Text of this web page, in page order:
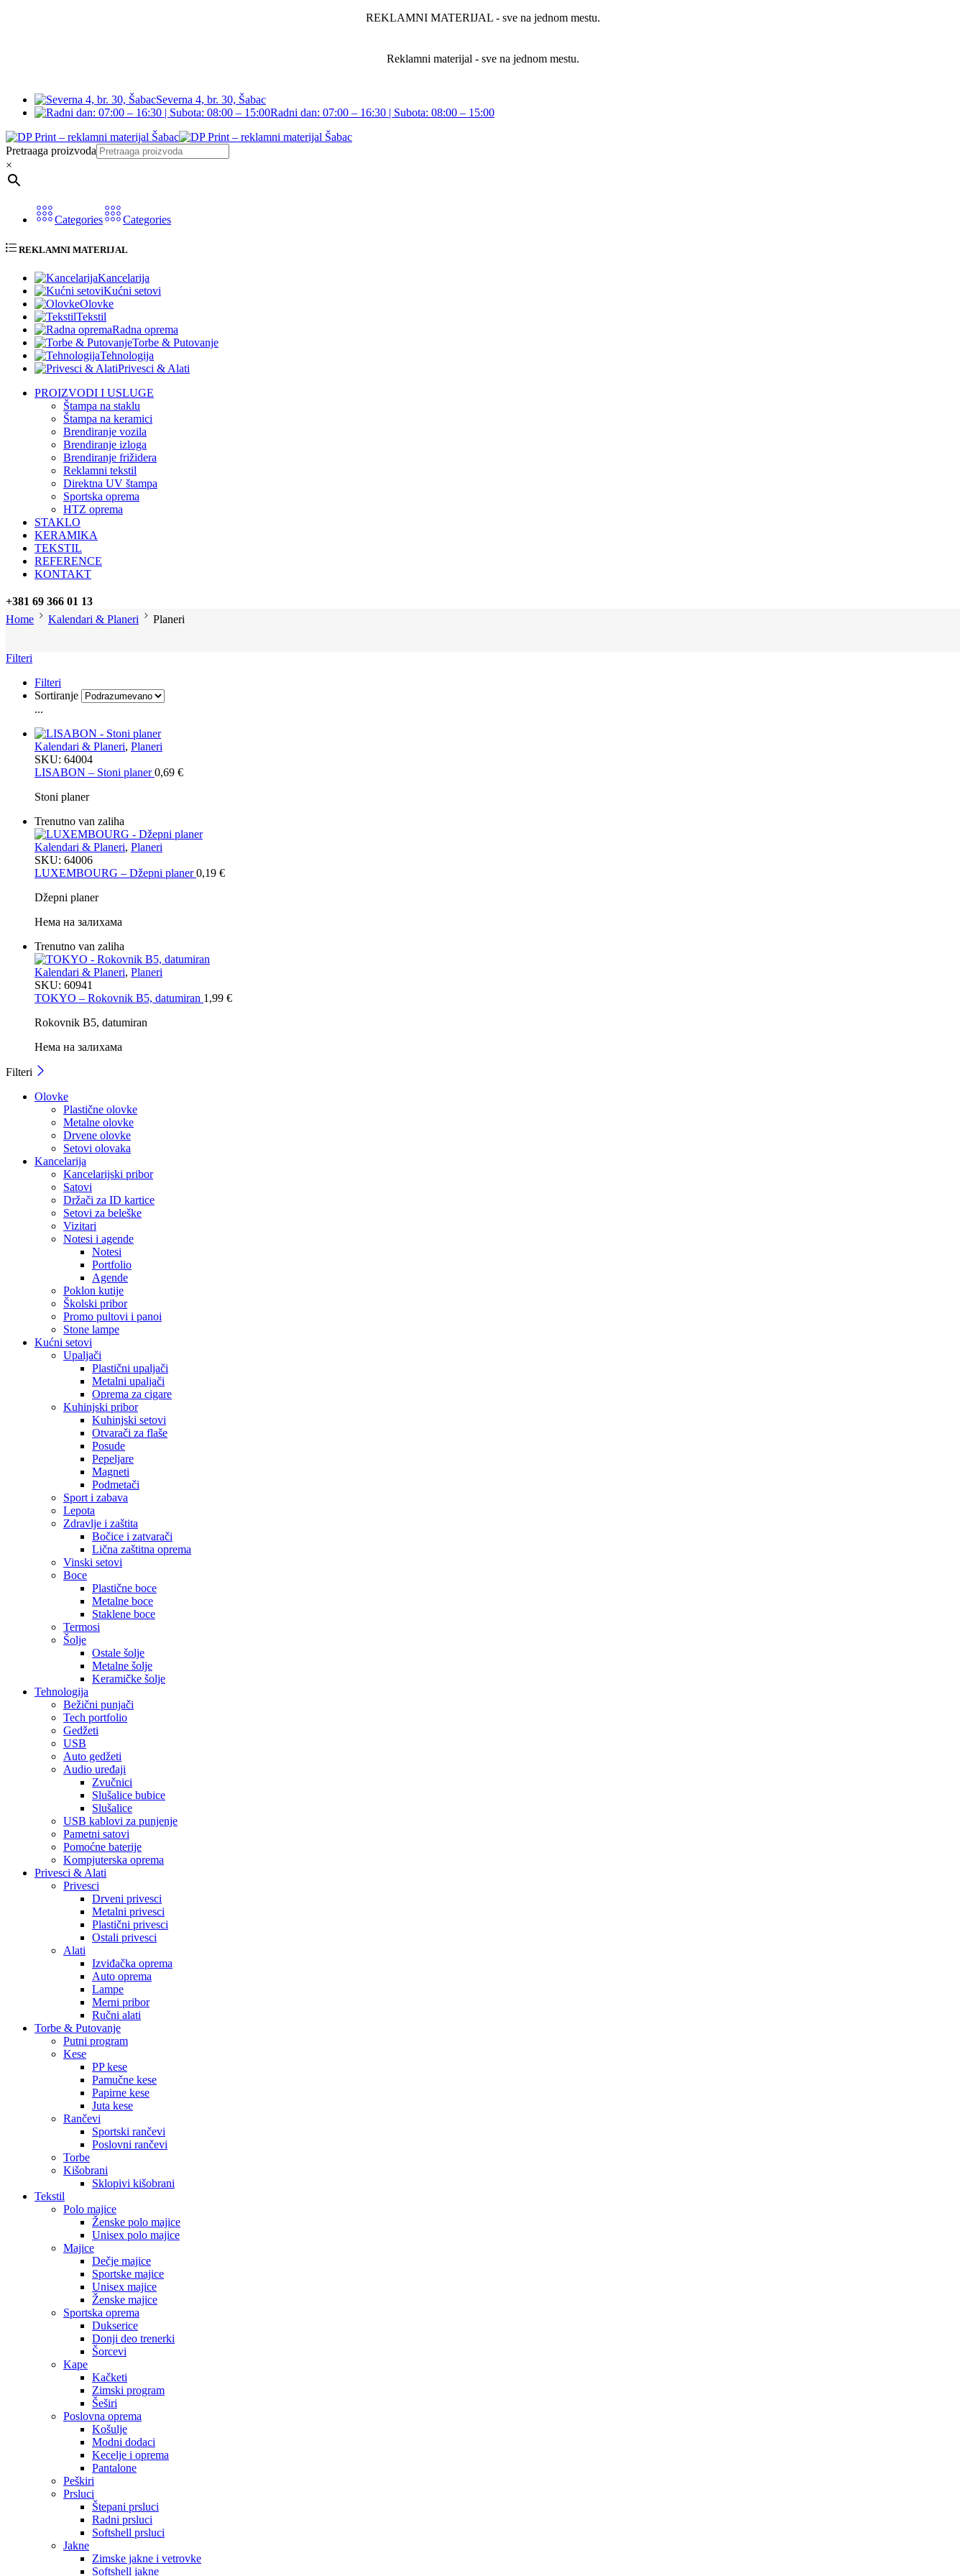
REKLAMNI MATERIJAL - sve na jednom mestu.
Reklamni materijal - sve na jednom mestu.
Severna 4, br. 30, Šabac
Radni dan: 07:00 – 16:30 | Subota: 08:00 – 15:00
Pretraaga proizvoda
×
Categories Categories
REKLAMNI MATERIJAL
Kancelarija
Kućni setovi
Olovke
Tekstil
Radna oprema
Torbe & Putovanje
Tehnologija
Privesci & Alati
PROIZVODI I USLUGE
Štampa na staklu
Štampa na keramici
Brendiranje vozila
Brendiranje izloga
Brendiranje frižidera
Reklamni tekstil
Direktna UV štampa
Sportska oprema
HTZ oprema
STAKLO
KERAMIKA
TEKSTIL
REFERENCE
KONTAKT
+381 69 366 01 13
Home
Kalendari & Planeri Planeri
Filteri
Filteri
Sortiranje
...
Kalendari & Planeri, Planeri
SKU: 64004
LISABON – Stoni planer0,69 €
Stoni planer
Trenutno van zaliha
Kalendari & Planeri, Planeri
SKU: 64006
LUXEMBOURG – Džepni planer0,19 €
Džepni planer
Нема на залихама
Trenutno van zaliha
Kalendari & Planeri, Planeri
SKU: 60941
TOKYO – Rokovnik B5, datumiran 1,99 €
Rokovnik B5, datumiran
Нема на залихама
Filteri
Olovke
Plastične olovke
Metalne olovke
Drvene olovke
Setovi olovaka
Kancelarija
Kancelarijski pribor
Satovi
Držači za ID kartice
Setovi za beleške
Vizitari
Notesi i agende
Notesi
Portfolio
Agende
Poklon kutije
Školski pribor
Promo pultovi i panoi
Stone lampe
Kućni setovi
Upaljači
Plastični upaljači
Metalni upaljači
Oprema za cigare
Kuhinjski pribor
Kuhinjski setovi
Otvarači za flaše
Posude
Pepeljare
Magneti
Podmetači
Sport i zabava
Lepota
Zdravlje i zaštita
Bočice i zatvarači
Lična zaštitna oprema
Vinski setovi
Boce
Plastične boce
Metalne boce
Staklene boce
Termosi
Šolje
Ostale šolje
Metalne šolje
Keramičke šolje
Tehnologija
Bežični punjači
Tech portfolio
Gedžeti
USB
Auto gedžeti
Audio uređaji
Zvučnici
Slušalice bubice
Slušalice
USB kablovi za punjenje
Pametni satovi
Pomoćne baterije
Kompjuterska oprema
Privesci & Alati
Privesci
Drveni privesci
Metalni privesci
Plastični privesci
Ostali privesci
Alati
Izviđačka oprema
Auto oprema
Lampe
Merni pribor
Ručni alati
Torbe & Putovanje
Putni program
Kese
PP kese
Pamučne kese
Papirne kese
Juta kese
Rančevi
Sportski rančevi
Poslovni rančevi
Torbe
Kišobrani
Sklopivi kišobrani
Tekstil
Polo majice
Ženske polo majice
Unisex polo majice
Majice
Dečje majice
Sportske majice
Unisex majice
Ženske majice
Sportska oprema
Dukserice
Donji deo trenerki
Šorcevi
Kape
Kačketi
Zimski program
Šeširi
Poslovna oprema
Košulje
Modni dodaci
Kecelje i oprema
Pantalone
Peškiri
Prsluci
Štepani prsluci
Radni prsluci
Softshell prsluci
Jakne
Zimske jakne i vetrovke
Softshell jakne